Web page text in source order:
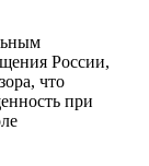
России,
что
при